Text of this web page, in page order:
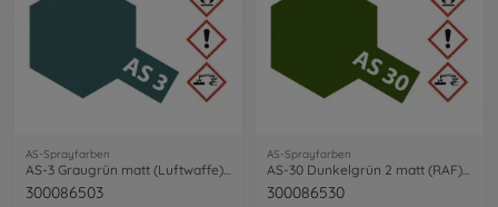
AS-Sprayfarben
300086503
AS-Sprayfarben
300086530